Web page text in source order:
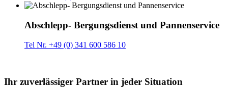
Abschlepp- Bergungsdienst und Pannenservice
Tel Nr. +49 (0) 341 600 586 10
Ihr zuverlässiger Partner in jeder Situation